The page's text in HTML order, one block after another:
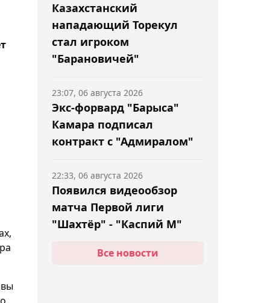
Казахстанский
нападающий Торекул
стал игроком
"Барановичей"
Экс-форвард "Барыса"
Камара подписал
контракт с "Адмиралом"
23:07, 06 августа 2026
Появился видеообзор
матча Первой лиги
"Шахтёр" - "Каспий М"
22:33, 06 августа 2026
22:03, 06 августа 2026
Все новости